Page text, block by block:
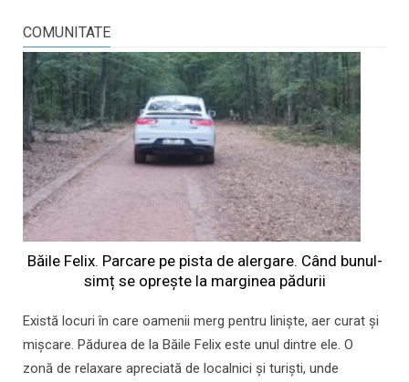
COMUNITATE
Băile Felix. Parcare pe pista de alergare. Când bunul-
simț se oprește la marginea pădurii
Există locuri în care oamenii merg pentru liniște, aer curat și
mișcare. Pădurea de la Băile Felix este unul dintre ele. O
zonă de relaxare apreciată de localnici și turiști, unde